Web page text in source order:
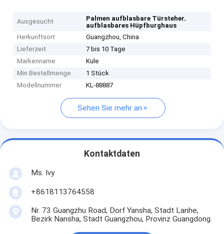
Ausgesucht Palmen aufblasbare Türsteher,
aufblasbares Hüpfburghaus
Herkunftsort
Guangzhou, China
Lieferzeit
7 bis 10 Tage
Markenname
Kule
Min Bestellmenge
1 Stück
Modellnummer
KL-88887
Sehen Sie mehr an
Kontaktdaten
Ms. Ivy
+8618113764558
Nr. 73 Guangzhu Road, Dorf Yansha, Stadt Lanhe,
Bezirk Nansha, Stadt Guangzhou, Provinz Guangdong.